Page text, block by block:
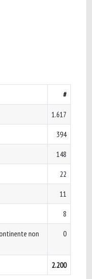
#
1.617
394
148
22
11
8
non
0
2.200